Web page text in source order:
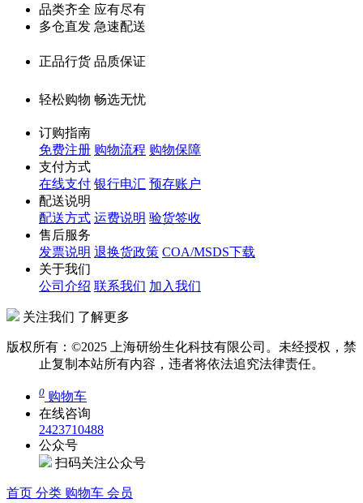
品类齐全 应有尽有
多仓直发 急速配送
正品行货 品质保证
轻松购物 畅选无忧
订购指南
免费注册 购物流程 购物保障
支付方式
在线支付 银行电汇 预存账户
配送说明
配送方式 运费说明 验货签收
售后服务
发票说明 退换货政策 COA/MSDS下载
关于我们
公司介绍 联系我们 加入我们
关注我们 了解更多
版权所有：©2025 上海研纷生化科技有限公司。未经授权，禁
止复制本站所有内容，违者将依法追究法律责任。
0 购物车
在线咨询
2423710488
公众号
扫码关注公众号
首页 分类 购物车 会员